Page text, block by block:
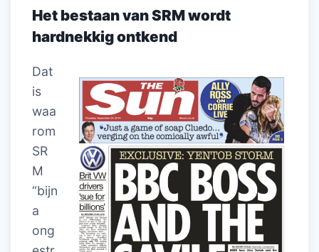
Het bestaan van SRM wordt
hardnekkig ontkend
Dat
is
waa
rom
SR
M
“bijn
a
ong